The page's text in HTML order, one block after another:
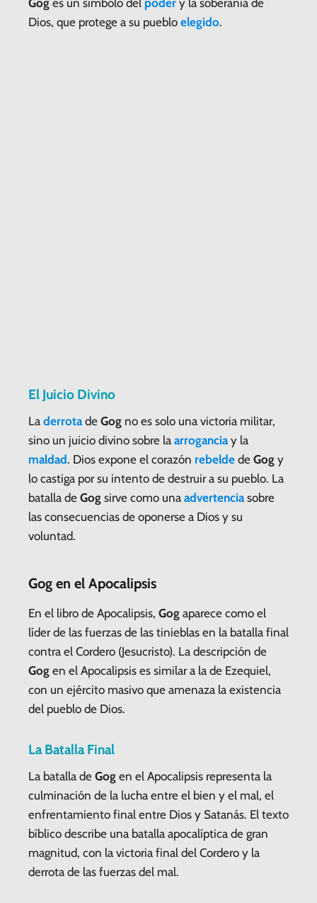
Dios, que protege a su pueblo elegido.
El Juicio Divino
La derrotade Gog no es solo una victoria militar,
sino un juicio divino sobre la arroganciay la
maldad. Dios expone el corazón rebelde de Gog y
lo castiga por su intento de destruir a su pueblo. La
batalla de Gog sirve como una advertenciasobre
las consecuencias de oponerse a Dios y su
voluntad.
Gog en el Apocalipsis
En el libro de Apocalipsis, Gog aparece como el
líder de las fuerzas de las tinieblas en la batalla final
contra el Cordero (Jesucristo). La descripción de
Gog en el Apocalipsis es similar a la de Ezequiel,
con un ejército masivo que amenaza la existencia
del pueblo de Dios.
La Batalla Final
La batalla de Gog en el Apocalipsis representa la
culminación de la lucha entre el bien y el mal, el
enfrentamiento final entre Dios y Satanás. El texto
bíblico describe una batalla apocalíptica de gran
magnitud, con la victoria final del Cordero y la
derrota de las fuerzas del mal.